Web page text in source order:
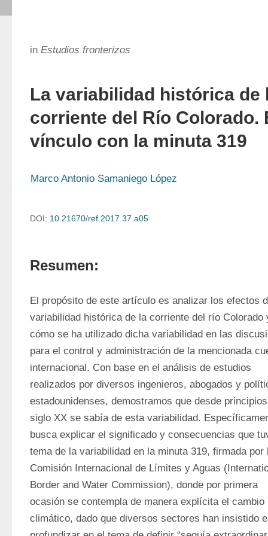
in Estudios fronterizos
La variabilidad histórica de
corriente del Río Colorado.
vínculo con la minuta 319
Marco Antonio Samaniego López
DOI: 10.21670/ref.2017.37.a05
Resumen:
El propósito de este artículo es analizar los efectos
variabilidad histórica de la corriente del río Colorado
cómo se ha utilizado dicha variabilidad en las
para el control y administración de la mencionada
internacional. Con base en el análisis de estudios
realizados por diversos ingenieros, abogados y
estadounidenses, demostramos que desde
siglo XX se sabía de esta variabilidad.
busca explicar el significado y consecuencias que
tema de la variabilidad en la minuta 319, firmada por
Comisión Internacional de Límites y Aguas
Border and Water Commission), donde por primera
ocasión se contempla de manera explícita el cambio
climático, dado que diversos sectores han insistido